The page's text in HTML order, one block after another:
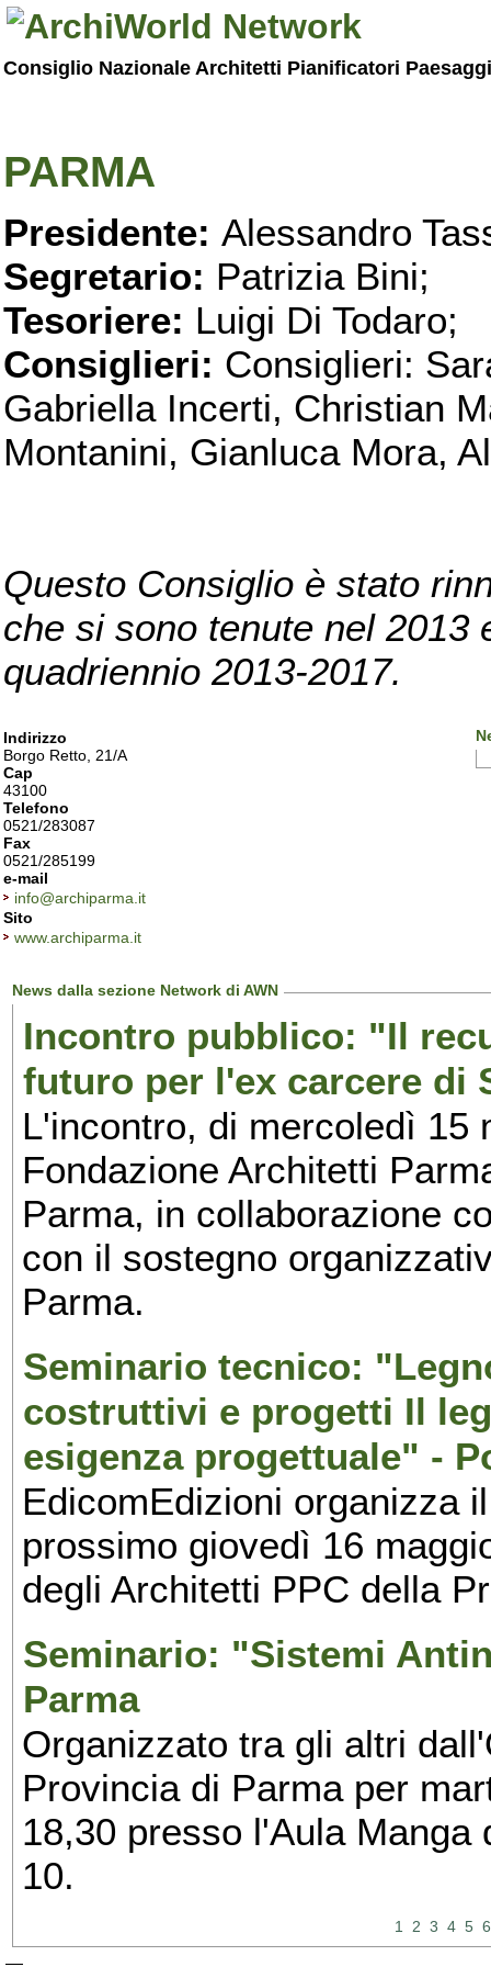
Consiglio Nazionale Architetti Pianificatori
PARMA
Presidente: Alessandro
Segretario: Patrizia Bini;
Tesoriere: Luigi Di Todaro;
Consiglieri: Consiglieri:
Gabriella Incerti, Christian
Montanini, Gianluca Mora,
Questo Consiglio è stato
che si sono tenute nel 2013
quadriennio 2013-2017.
Indirizzo
Borgo Retto, 21/A
Cap
43100
Telefono
0521/283087
Fax
0521/285199
e-mail
info@archiparma.it
Sito
www.archiparma.it
News dalla sezione Network di AWN
Incontro pubblico: "Il
futuro per l'ex carcere di
L'incontro, di mercoledì 15
Fondazione Architetti
Parma, in collaborazione
con il sostegno
Parma.
Seminario tecnico:
costruttivi e progetti Il
esigenza progettuale" -
EdicomEdizioni organizza
prossimo giovedì 16
degli Architetti PPC della
Seminario: "Sistemi
Parma
Organizzato tra gli altri
Provincia di Parma per
18,30 presso l'Aula Manga
10.
1 2 3 4 5 6